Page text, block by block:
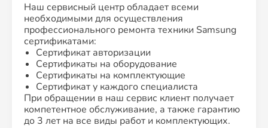
Наш сервисный центр обладает всеми
необходимыми для осуществления
профессионального ремонта техники Samsung
сертификатами:
Сертификат авторизации
Сертификаты на оборудование
Сертификаты на комплектующие
Сертификат у каждого специалиста
При обращении в наш сервис клиент получает
компетентное обслуживание, а также гарантию
до 3 лет на все виды работ и комплектующих.